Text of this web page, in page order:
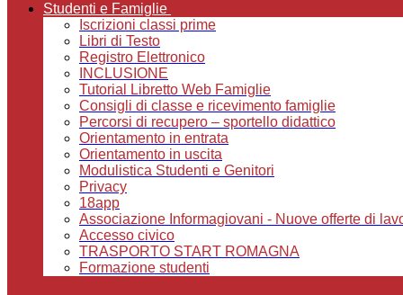
Studenti e Famiglie
Iscrizioni classi prime
Libri di Testo
Registro Elettronico
INCLUSIONE
Tutorial Libretto Web Famiglie
Consigli di classe e ricevimento famiglie
Percorsi di recupero – sportello didattico
Orientamento in entrata
Orientamento in uscita
Modulistica Studenti e Genitori
Privacy
18app
Associazione Informagiovani - Nuove offerte di
Accesso civico
TRASPORTO START ROMAGNA
Formazione studenti